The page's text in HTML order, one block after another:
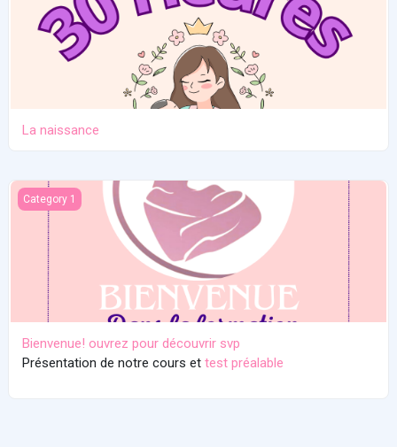
La naissance
Bienvenue! ouvrez pour découvrir svp
Category 1
Bienvenue! ouvrez pour découvrir svp
Présentation de notre cours et test préalable